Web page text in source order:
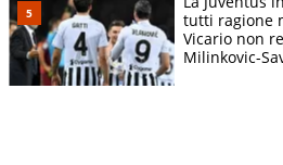
tutti ragione
Vicario non
Milinkovic-